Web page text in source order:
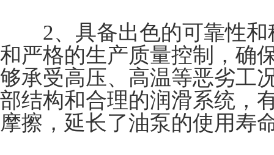
2、具备出色的可靠性和
和严格的生产质量控制，确
够承受高压、高温等恶劣工
部结构和合理的润滑系统，
摩擦，延长了油泵的使用寿